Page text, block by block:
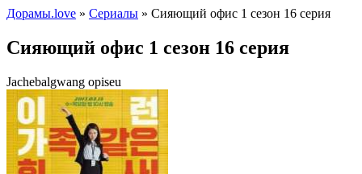
Дорамы.love » Сериалы » Сияющий офис 1 сезон 16 серия
Сияющий офис 1 сезон 16 серия
Jachebalgwang opiseu